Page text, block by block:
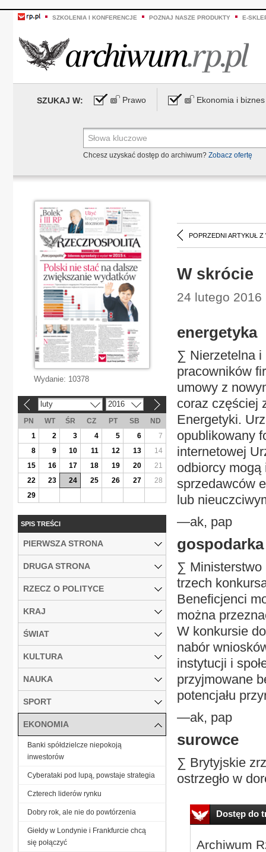
SZKOLENIA I KONFERENCJE POZNAJ NASZE PRODUKTY E-
SZUKAJ W: Prawo Ekonomia i biznes
Chcesz uzyskać dostęp do archiwum? Zobacz ofertę
POPRZEDNI ARTYKUŁ Z
W skrócie
24 lutego 2016
energetyka
∑ Nierzetelna i
pracowników
umowy z
coraz częściej
Energetyki.
opublikowany
internetowej
odbiorcy mogą
sprzedawców
lub
—ak, pap
gospodarka
∑ Ministerstwo
trzech
Beneficjenci
można
W konkursie
nabór
instytucji i
przyjmowane
potencjału
—ak, pap
surowce
∑ Brytyjskie
ostrzegło w
Dostęp do
Archiwum
Wydanie: 10378
luty 2016
PN WT ŚR CZ PT SB
ND
1
2 3 4 5 6
7
8
9 10 11 12 13
14
15
16 17 18 19 20
21
22
23 24 25 26 27
28
29
SPIS TREŚCI
PIERWSZA STRONA
DRUGA STRONA
RZECZ O POLITYCE
KRAJ
ŚWIAT
KULTURA
NAUKA
SPORT
EKONOMIA
Banki spółdzielcze niepokoją
inwestorów
Cyberataki pod lupą, powstaje strategia
Czterech liderów rynku
Dobry rok, ale nie do powtórzenia
Giełdy w Londynie i Frankfurcie chcą
się połączyć